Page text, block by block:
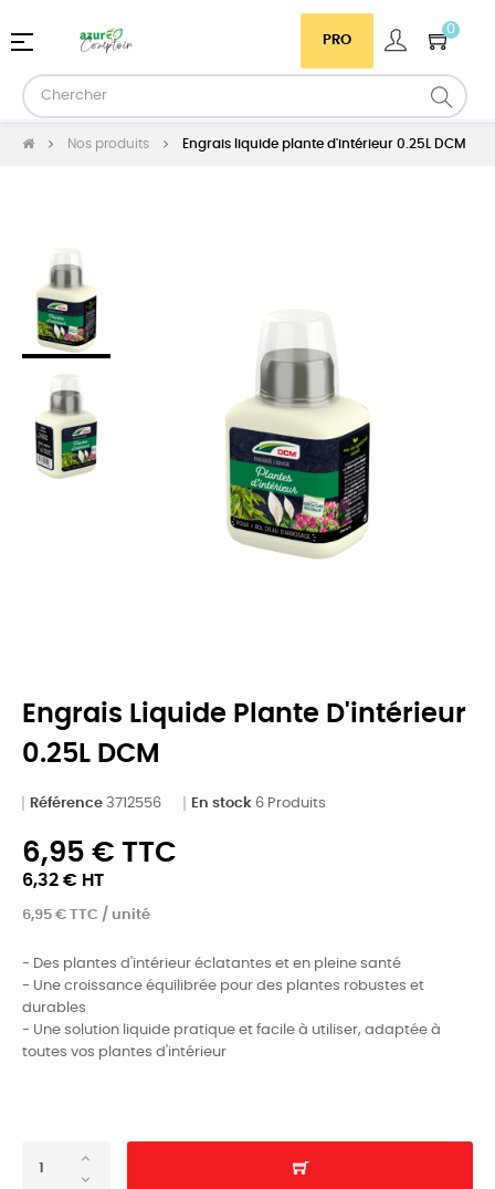
PRO
0
Basculer
navigation
☰
Nos produits Engrais liquide plante d'intérieur 0.25L DCM
Engrais Liquide Plante D'intérieur
0.25L DCM
Référence 3712556 En stock 6 Produits
6,95 € TTC
6,32 € HT
6,95 € TTC / unité
- Des plantes d'intérieur éclatantes et en pleine santé
- Une croissance équilibrée pour des plantes robustes et
durables
- Une solution liquide pratique et facile à utiliser, adaptée à
toutes vos plantes d'intérieur